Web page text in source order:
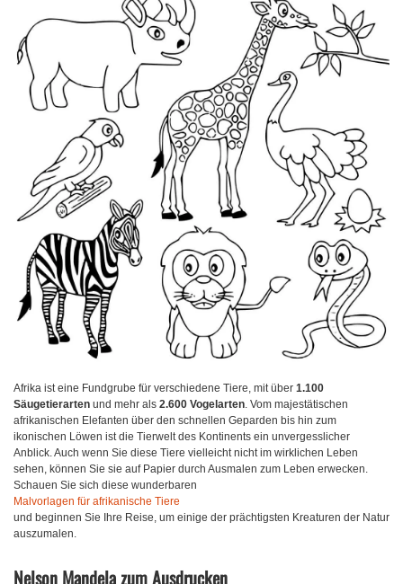
Afrika ist eine Fundgrube für verschiedene Tiere, mit über 1.100
Säugetierarten und mehr als 2.600 Vogelarten. Vom majestätischen
afrikanischen Elefanten über den schnellen Geparden bis hin zum
ikonischen Löwen ist die Tierwelt des Kontinents ein unvergesslicher
Anblick. Auch wenn Sie diese Tiere vielleicht nicht im wirklichen Leben
sehen, können Sie sie auf Papier durch Ausmalen zum Leben erwecken.
Schauen Sie sich diese wunderbaren
Malvorlagen für afrikanische Tiere
und beginnen Sie Ihre Reise, um einige der prächtigsten Kreaturen der Natur
auszumalen.
Nelson Mandela zum Ausdrucken